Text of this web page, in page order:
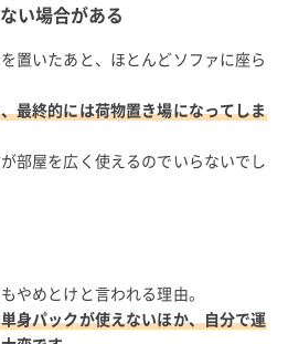
い場合がある
置いたあと、ほとんどソファに座ら
最終的には荷物置き場になってしま
部屋を広く使えるのでいらないでし
やめとけと言われる理由。
身パックが使えないほか、自分で運